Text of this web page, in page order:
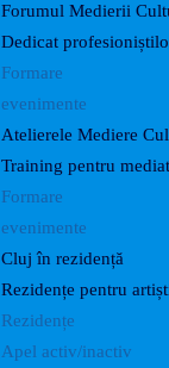
Forumul Medierii
Dedicat
Formare
evenimente
Atelierele Mediere
Training pentru
Formare
evenimente
Cluj în rezidență
Rezidențe pentru
Rezidențe
Apel activ/inactiv